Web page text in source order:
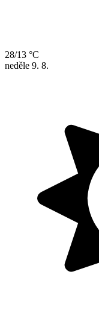
28/13 °C
neděle 9. 8.